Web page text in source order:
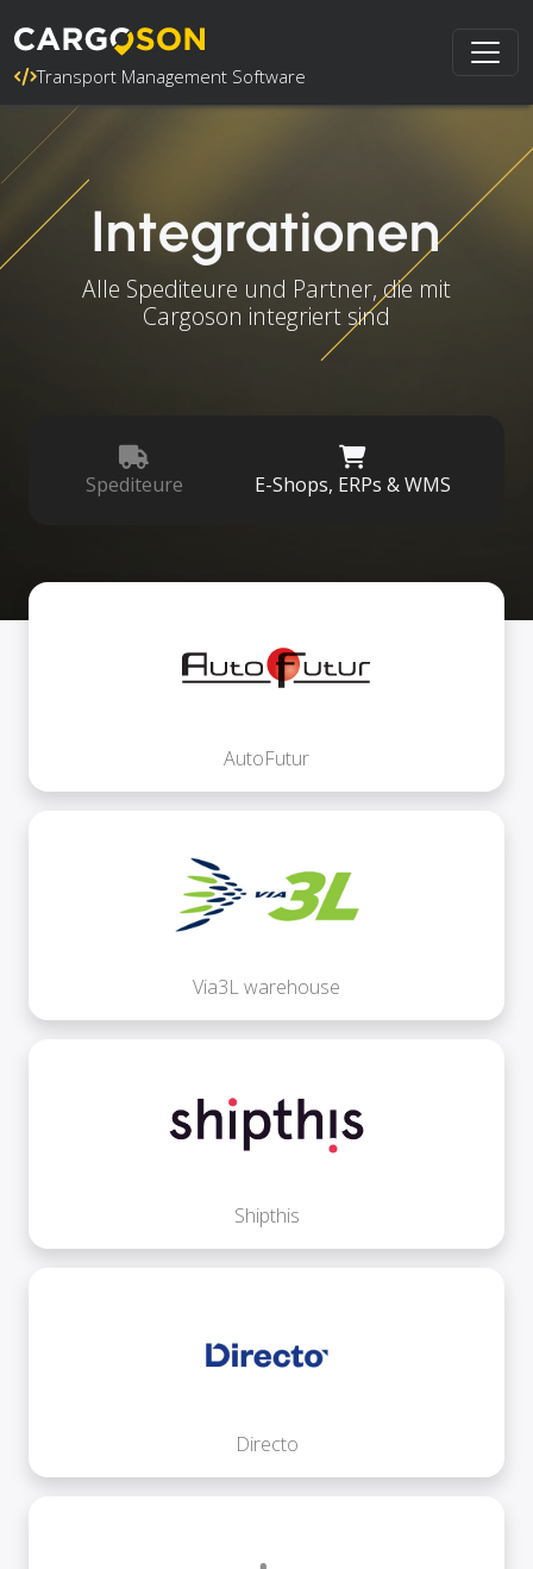
Transport Management Software
Integrationen
Alle Spediteure und Partner, die mit
Cargoson integriert sind
Spediteure E-Shops, ERPs & WMS
AutoFutur
Via3L warehouse
Shipthis
Directo